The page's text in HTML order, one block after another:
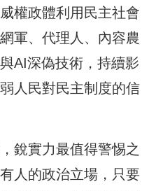
權政體利用民主社會
軍、代理人、內容農
AI深偽技術，持續影
人民對民主制度的信
銳實力最值得警惕之
人的政治立場，只要